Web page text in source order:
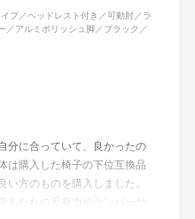
プ／ヘッドレスト付き／可動肘／ラ
／アルミポリッシュ脚／ブラック／
分に合っていて、良かったの
は購入した椅子の下位互換品
方のものを購入しました。
もたれの反発力やランバーサ